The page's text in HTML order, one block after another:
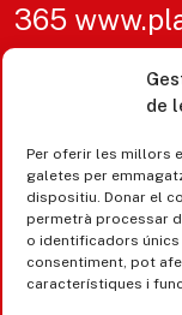
de
Per oferir les millors
galetes per
dispositiu. Donar el
permetrà processar
o identificadors
consentiment, pot
característiques i
365